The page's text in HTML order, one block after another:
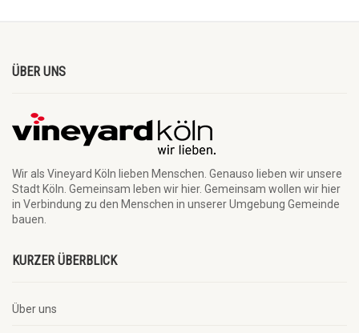
ÜBER UNS
Wir als Vineyard Köln lieben Menschen. Genauso lieben wir unsere
Stadt Köln. Gemeinsam leben wir hier. Gemeinsam wollen wir hier
in Verbindung zu den Menschen in unserer Umgebung Gemeinde
bauen.
KURZER ÜBERBLICK
Über uns